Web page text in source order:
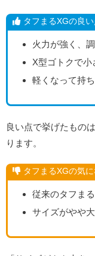
タフまるXGの良い
火力が強く、
X型ゴトクで小
軽くなって持
良い点で挙げたもの
ります。
タフまるXGの気
従来のタフま
サイズがやや大